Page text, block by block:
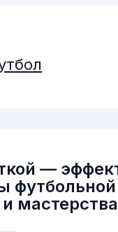
—
футбольной
мастерства